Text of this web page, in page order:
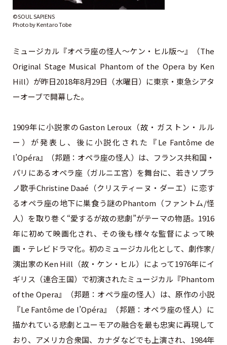
©SOUL SAPIENS
Photo by Kentaro Tobe
ミュージカル『オペラ座の怪人～ケン・ヒル版～』（The
Original Stage Musical Phantom of the Opera by Ken
Hill）が昨日2018年8月29日（水曜日）に東京・東急シアタ
ーオーブで開幕した。
1909年に小説家のGaston Leroux（故・ガストン・ルル
ー）が発表し、後に小説化された『Le Fantôme de
l’Opéra』（邦題：オペラ座の怪人）は、フランス共和国・
パリにあるオペラ座（ガルニエ宮）を舞台に、若きソプラ
ノ歌手Christine Daaé（クリスティーヌ・ダーエ）に恋す
るオペラ座の地下に巣食う謎のPhantom（ファントム/怪
人）を取り巻く“愛するが故の悲劇”がテーマの物語。1916
年に初めて映画化され、その後も様々な監督によって映
画・テレビドラマ化。初のミュージカル化として、劇作家/
演出家のKen Hill（故・ケン・ヒル）によって1976年にイ
ギリス（連合王国）で初演されたミュージカル『Phantom
of the Opera』（邦題：オペラ座の怪人）は、原作の小説
『Le Fantôme de l’Opéra』（邦題：オペラ座の怪人）に
描かれている悲劇とユーモアの融合を最も忠実に再現して
おり、アメリカ合衆国、カナダなどでも上演され、1984年